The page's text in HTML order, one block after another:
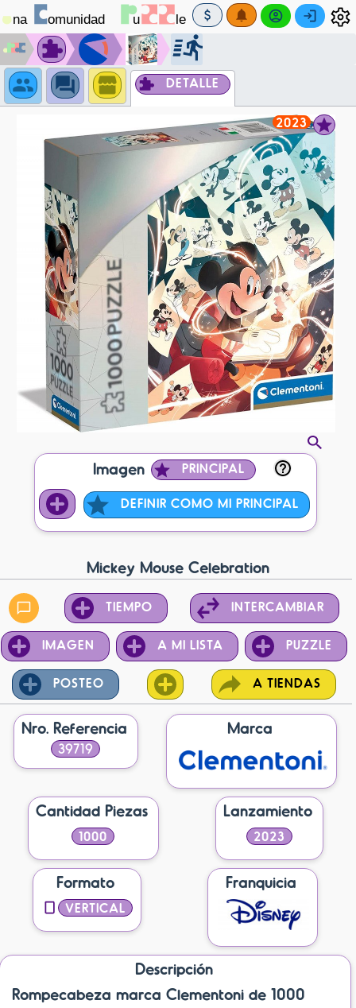
DETALLE
2023
Imagen PRINCIPAL
DEFINIR COMO MI PRINCIPAL
Mickey Mouse Celebration
TIEMPO INTERCAMBIAR
IMAGEN A MI LISTA PUZZLE
POSTEO A TIENDAS
Nro. Referencia
39719
Marca
Cantidad Piezas
1000
Lanzamiento
2023
Formato
VERTICAL
Franquicia
Descripción
Rompecabeza marca Clementoni de 1000